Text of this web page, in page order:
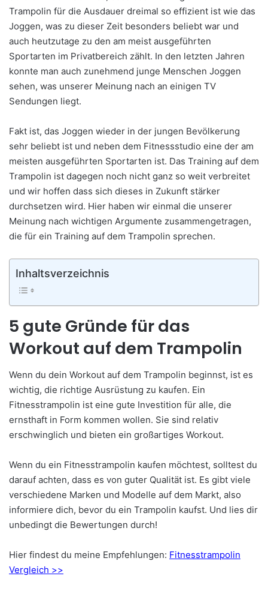
Trampolin für die Ausdauer dreimal so effizient ist wie das
Joggen, was zu dieser Zeit besonders beliebt war und
auch heutzutage zu den am meist ausgeführten
Sportarten im Privatbereich zählt. In den letzten Jahren
konnte man auch zunehmend junge Menschen Joggen
sehen, was unserer Meinung nach an einigen TV
Sendungen liegt.
Fakt ist, das Joggen wieder in der jungen Bevölkerung
sehr beliebt ist und neben dem Fitnessstudio eine der am
meisten ausgeführten Sportarten ist. Das Training auf dem
Trampolin ist dagegen noch nicht ganz so weit verbreitet
und wir hoffen dass sich dieses in Zukunft stärker
durchsetzen wird. Hier haben wir einmal die unserer
Meinung nach wichtigen Argumente zusammengetragen,
die für ein Training auf dem Trampolin sprechen.
Inhaltsverzeichnis
5 gute Gründe für das
Workout auf dem Trampolin
Wenn du dein Workout auf dem Trampolin beginnst, ist es
wichtig, die richtige Ausrüstung zu kaufen. Ein
Fitnesstrampolin ist eine gute Investition für alle, die
ernsthaft in Form kommen wollen. Sie sind relativ
erschwinglich und bieten ein großartiges Workout.
Wenn du ein Fitnesstrampolin kaufen möchtest, solltest du
darauf achten, dass es von guter Qualität ist. Es gibt viele
verschiedene Marken und Modelle auf dem Markt, also
informiere dich, bevor du ein Trampolin kaufst. Und lies dir
unbedingt die Bewertungen durch!
Hier findest du meine Empfehlungen: Fitnesstrampolin
Vergleich >>